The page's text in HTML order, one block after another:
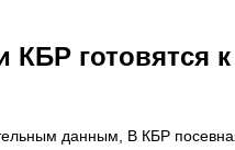
КБР готовятся
данным, В КБР